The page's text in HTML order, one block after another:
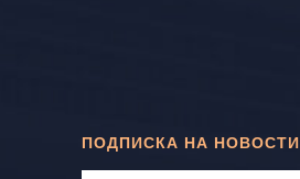
ПОДПИСКА НА НОВОСТИ